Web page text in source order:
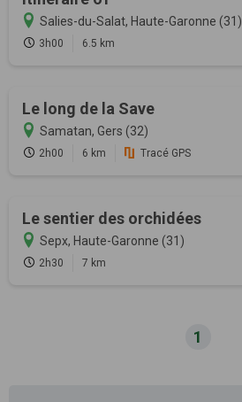
Salies-du-Salat, Haute-Garonne (31)
3h00 6.5 km
Le long de la Save
Samatan, Gers (32)
2h00 6 km Tracé GPS
Le sentier des orchidées
Sepx, Haute-Garonne (31)
2h30 7 km
1